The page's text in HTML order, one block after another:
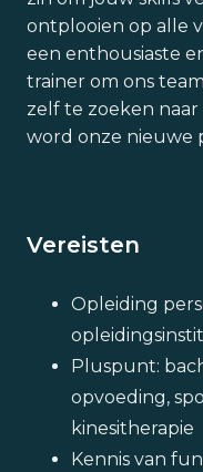
ontplooien op alle
een enthousiaste
trainer om ons
zelf te zoeken
word onze nieuwe
Vereisten
Opleiding
Pluspunt:
opvoeding,
kinesitherapie
Kennis van